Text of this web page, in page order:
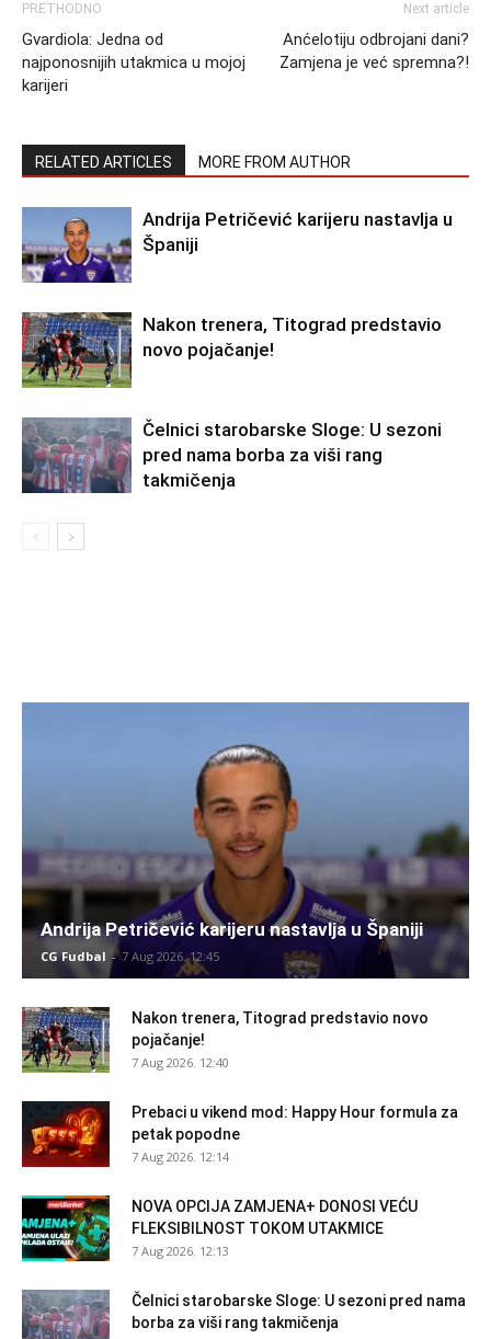
PRETHODNO
Gvardiola: Jedna od
najponosnijih utakmica u mojoj
karijeri
Next article
Anćelotiju odbrojani dani?
Zamjena je već spremna?!
RELATED ARTICLES MORE FROM AUTHOR
Andrija Petričević karijeru nastavlja u
Španiji
Nakon trenera, Titograd predstavio
novo pojačanje!
Čelnici starobarske Sloge: U sezoni
pred nama borba za viši rang
takmičenja
Andrija Petričević karijeru nastavlja u Španiji
CG Fudbal - 7 Aug 2026. 12:45
Nakon trenera, Titograd predstavio novo
pojačanje!
7 Aug 2026. 12:40
Prebaci u vikend mod: Happy Hour formula za
petak popodne
7 Aug 2026. 12:14
NOVA OPCIJA ZAMJENA+ DONOSI VEĆU
FLEKSIBILNOST TOKOM UTAKMICE
7 Aug 2026. 12:13
Čelnici starobarske Sloge: U sezoni pred nama
borba za viši rang takmičenja